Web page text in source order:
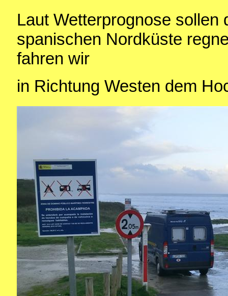
Laut Wetterprognose sollen
spanischen Nordküste
fahren wir
in Richtung Westen dem